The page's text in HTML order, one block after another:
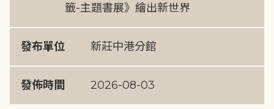
籤-主題書展》繪出新世界
發布單位 新莊中港分館
發佈時間 2026-08-03